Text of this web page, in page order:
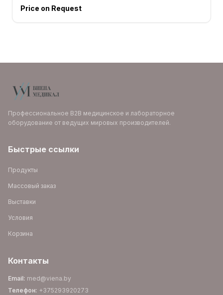
Price on Request
Профессиональное B2B медицинское и лабораторное
оборудование от ведущих мировых производителей.
Быстрые ссылки
Продукты
Массовый заказ
Выставки
Условия
Корзина
Контакты
Email: med@viena.by
Телефон: +375293920273